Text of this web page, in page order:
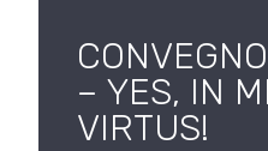
– YES, IN
VIRTUS!